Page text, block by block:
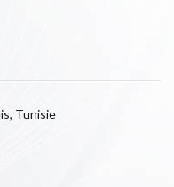
Tunisie